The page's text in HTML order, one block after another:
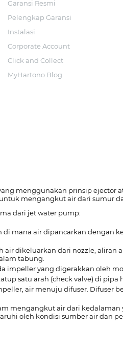
Garansi Resmi
Pelengkap Garansi
Instalasi
Corporate Account
Click and Collect
MyHartono Blog
menggunakan prinsip
mengangkut air dari sumur
dari jet water pump:
di mana air dipancarkan dengan
air dikeluarkan dari nozzle,
tabung.
impeller yang digerakkan oleh
satu arah (check valve) di
air menuju difuser. Difuser
mengangkut air dari
oleh kondisi sumber air dan